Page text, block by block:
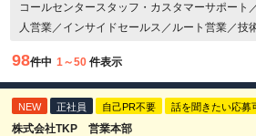
コールセンタースタッフ・カスタマーサポート
人営業／インサイドセールス／ルート営業／技
マネージャー／その他営業職／横浜市／川崎市
迎
98件中 1～50 件表示
NEW 正社員 自己PR不要 話を聞きたい応募
株式会社TKP 営業本部